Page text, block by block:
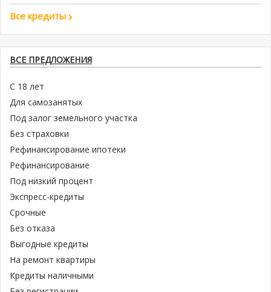
Все кредиты
ВСЕ ПРЕДЛОЖЕНИЯ
С 18 лет
Для самозанятых
Под залог земельного участка
Без страховки
Рефинансирование ипотеки
Рефинансирование
Под низкий процент
Экспресс-кредиты
Срочные
Без отказа
Выгодные кредиты
На ремонт квартиры
Кредиты наличными